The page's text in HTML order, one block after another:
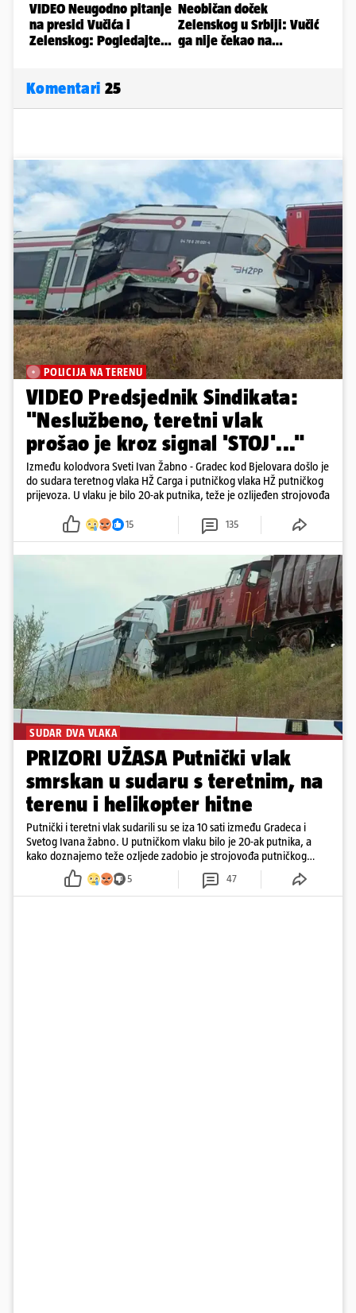
Komentari 25
POLICIJA NA TERENU
VIDEO Predsjednik Sindikata:
"Neslužbeno, teretni vlak
prošao je kroz signal 'STOJ'..."
Između kolodvora Sveti Ivan Žabno - Gradec kod Bjelovara došlo je
do sudara teretnog vlaka HŽ Carga i putničkog vlaka HŽ putničkog
prijevoza. U vlaku je bilo 20-ak putnika, teže je ozlijeđen strojovođa
15 135
SUDAR DVA VLAKA
PRIZORI UŽASA Putnički vlak
smrskan u sudaru s teretnim, na
terenu i helikopter hitne
Putnički i teretni vlak sudarili su se iza 10 sati između Gradeca i
Svetog Ivana žabno. U putničkom vlaku bilo je 20-ak putnika, a
kako doznajemo teže ozljede zadobio je strojovođa putničkog
vlaka. Zatvoren je promet, a fotoreporteri Prigorskog objavili su
prve snimke s mjesta sudara
5 47